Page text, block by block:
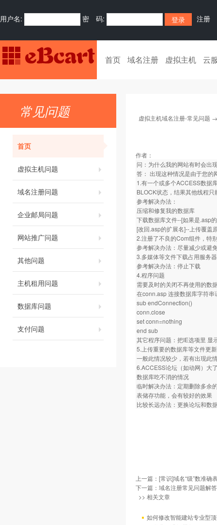
用户名: 密 码: 注册
首页 域名注册 虚拟主机 云
常见问题
首页
虚拟主机问题
域名注册问题
企业邮局问题
网站推广问题
其他问题
主机租用问题
数据库问题
支付问题
虚拟主机域名注册-常见问题
作者：
问：为什么我的网站有时会出
答： 出现这种情况是由于您的
1.有一个或多个ACCESS数据
BLOCK状态，结果其他线程
参考解决办法：
压缩和修复我的数据库
下载数据库文件--[如果是.asp
[改回.asp的扩展名]--上传覆盖
2.注册了不良的Com组件，特
参考解决办法：尽量减少或避
3.多媒体等文件下载占用服务
参考解决办法：停止下载
4.程序问题
需要及时的关闭不再使用的数
在conn.asp 连接数据库字符串
sub endConnection()
conn.close
set conn=nothing
end sub
其它程序问题：把IE选项里
5.上传重要的数据库等文件更
一般此情况较少，若有出现
6.ACCESS论坛（如动网）大
数据库吃不消的情况
临时解决办法：定期删除多余
表储存功能，会有较好的效果
比较长远办法：更换论坛和数
上一篇： [常识]域名“级”数准确
下一篇： 域名注册常见问题解答
>> 相关文章
如何修改智能建站专业型